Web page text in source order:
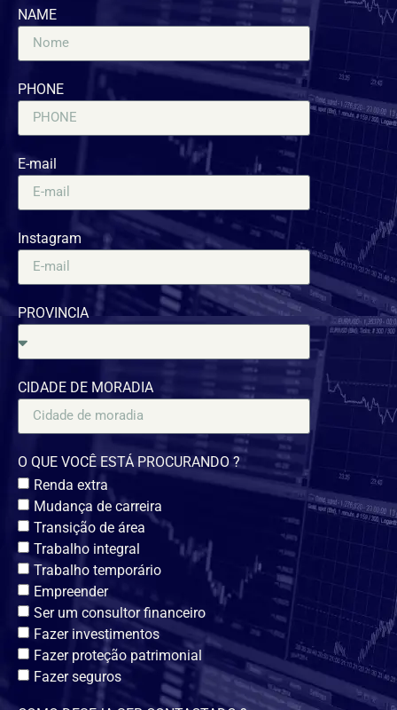
NAME
PHONE
E-mail
Instagram
PROVINCIA
CIDADE DE MORADIA
O QUE VOCÊ ESTÁ PROCURANDO ?
Renda extra
Mudança de carreira
Transição de área
Trabalho integral
Trabalho temporário
Empreender
Ser um consultor financeiro
Fazer investimentos
Fazer proteção patrimonial
Fazer seguros